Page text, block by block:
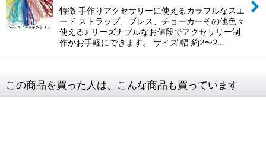
特徴 手作りアクセサリーに使えるカラフルなスエ
ード ストラップ、ブレス、チョーカーその他色々
使える♪ リーズナブルなお値段でアクセサリー制
作がお手軽にできます。 サイズ 幅 約2〜2…
この商品を買った人は、こんな商品も買っています